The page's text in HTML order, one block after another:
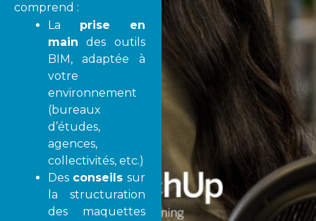
comprend :
La prise en
main des outils
BIM, adaptée à
votre
environnement
(bureaux
d’études,
agences,
collectivités, etc.)
Des conseils sur
la structuration
des maquettes